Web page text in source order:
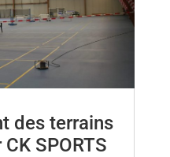
des terrains
SPORTS